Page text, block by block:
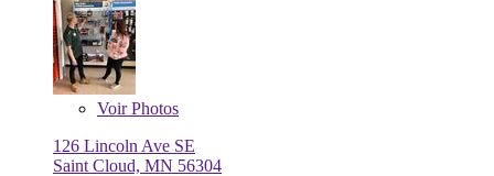
VoirPhotos
126 Lincoln Ave SE
Saint Cloud, MN 56304